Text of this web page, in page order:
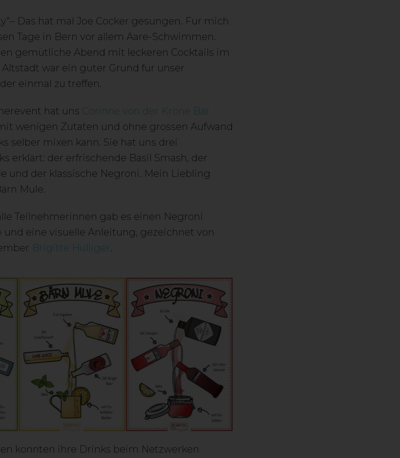
Das hat mal Joe Cocker gesungen. Für mich
Tage in Bern vor allem Aare-Schwimmen.
gemütliche Abend mit leckeren Cocktails im
war ein guter Grund für unser
einmal zu treffen.
hat uns Corinne von der Krone Bar
wenigen Zutaten und ohne grossen Aufwand
selber mixen kann. Sie hat uns drei
erklärt: der erfrischende Basil Smash, der
und der klassische Negroni. Mein Liebling
Mule.
Teilnehmerinnen gab es einen Negroni
und eine visuelle Anleitung, gezeichnet von
Brigitte Hulliger.
konnten ihre Drinks beim Netzwerken